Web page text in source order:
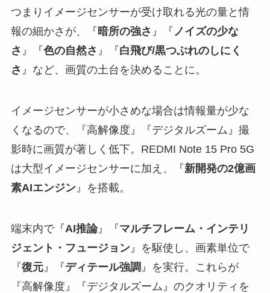
つまりイメージセンサーが受け取れる光の量と情
報の細かさが、『 暗所の強さ 』『 ノイズの少な
さ 』『色の自然さ 』『白飛び/黒つぶれのしにく
さ 』など、画質の土台を決めることに。
イメージセンサーが小さめな場合は情報量が少な
くなるので、『高解像度』『デジタルズーム』撮
影時に画質が著しく低下。REDMI Note 15 Pro 5G
は大型イメージセンサーに加え、『新開発の2億画
素AIエンジン』を搭載。
端末内で『AI推論』『マルチフレーム・インテリ
ジェント・フュージョン』を駆使し、画素単位で
『復元』『ディテール強調 』を実行。これらが
『高解像度』『デジタルズーム』のクオリティを